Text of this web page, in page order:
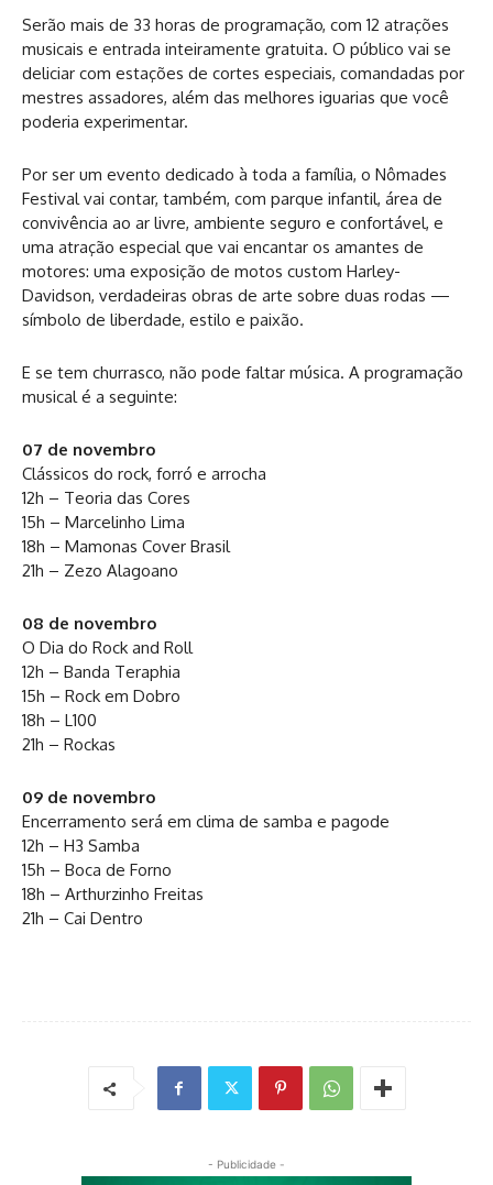
Serão mais de 33 horas de programação, com 12 atrações
musicais e entrada inteiramente gratuita. O público vai se
deliciar com estações de cortes especiais, comandadas por
mestres assadores, além das melhores iguarias que você
poderia experimentar.
Por ser um evento dedicado à toda a família, o Nômades
Festival vai contar, também, com parque infantil, área de
convivência ao ar livre, ambiente seguro e confortável, e
uma atração especial que vai encantar os amantes de
motores: uma exposição de motos custom Harley-
Davidson, verdadeiras obras de arte sobre duas rodas —
símbolo de liberdade, estilo e paixão.
E se tem churrasco, não pode faltar música. A programação
musical é a seguinte:
07 de novembro
Clássicos do rock, forró e arrocha
12h – Teoria das Cores
15h – Marcelinho Lima
18h – Mamonas Cover Brasil
21h – Zezo Alagoano
08 de novembro
O Dia do Rock and Roll
12h – Banda Teraphia
15h – Rock em Dobro
18h – L100
21h – Rockas
09 de novembro
Encerramento será em clima de samba e pagode
12h – H3 Samba
15h – Boca de Forno
18h – Arthurzinho Freitas
21h – Cai Dentro
- Publicidade -